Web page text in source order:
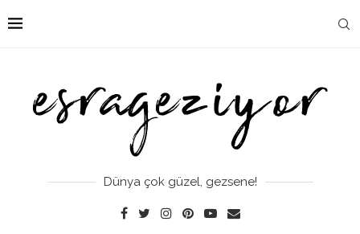
Dünya çok güzel, gezsene!